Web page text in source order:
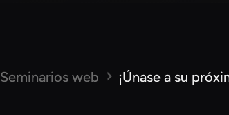
Seminarios web ¡Únase a su